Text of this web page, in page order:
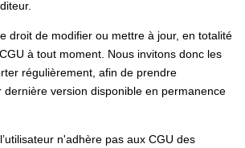
droit de modifier ou mettre à jour, en totalité
à tout moment. Nous invitons donc les
régulièrement, afin de prendre
dernière version disponible en permanence
n'adhère pas aux CGU des